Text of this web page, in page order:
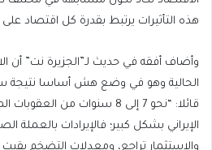
هذه التأثيرات يرتبط بقدرة كل اقتصاد
وأضاف أفقه في حديث لـ”الجزيرة نت” أن
الحالية وهو في وضع هش أساسا نتيجة
قائلا: “نحو 7 إلى 8 سنوات من
الإيراني بشكل كبير؛ فالإيرادات بالعملة